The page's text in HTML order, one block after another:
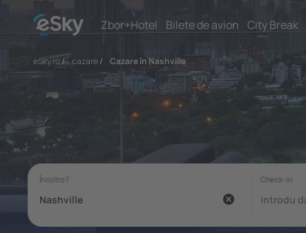
Zbor+Hotel Bilete de avion City Break
eSky.ro/ cazare/ Cazare în Nashville